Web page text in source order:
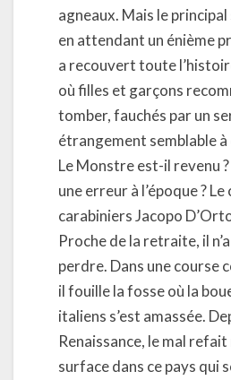
agneaux. Mais le
en attendant un énième
a recouvert toute
où filles et garçons
tomber, fauchés par un
étrangement semblable à
Le Monstre est-il revenu
une erreur à l’époque ?
carabiniers Jacopo
Proche de la retraite, il
perdre. Dans une course
il fouille la fosse où la
italiens s’est amassée.
Renaissance, le mal
surface dans ce pays qui